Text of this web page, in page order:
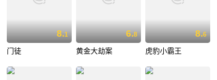
8.1
门徒
6.8
黄金大劫案
8.6
虎豹小霸王